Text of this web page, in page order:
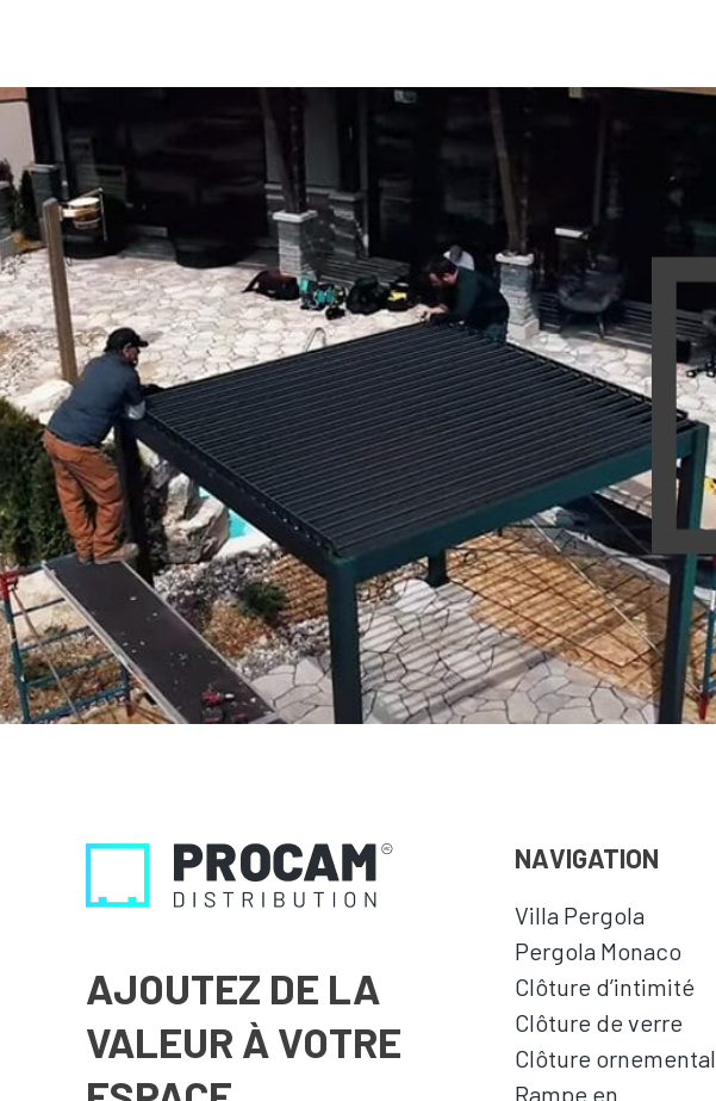
AJOUTEZ DE LA
VALEUR À VOTRE
NAVIGATION
Villa Pergola
Pergola Monaco
Clôture d’intimité
Clôture de verre
Clôture ornemental
Rampe en